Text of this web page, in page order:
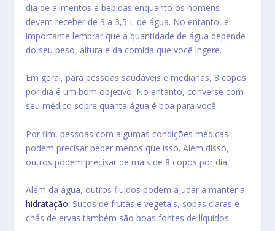
dia de alimentos e bebidas enquanto os homens
devem receber de 3 a 3,5 L de água. No entanto, é
importante lembrar que a quantidade de água depende
do seu peso, altura e da comida que você ingere.
Em geral, para pessoas saudáveis ​​e medianas, 8 copos
por dia é um bom objetivo. No entanto, converse com
seu médico sobre quanta água é boa para você.
Por fim, pessoas com algumas condições médicas
podem precisar beber menos que isso. Além disso,
outros podem precisar de mais de 8 copos por dia.
Além da água, outros fluidos podem ajudar a manter a
hidratação. Sucos de frutas e vegetais, sopas claras e
chás de ervas também são boas fontes de líquidos.